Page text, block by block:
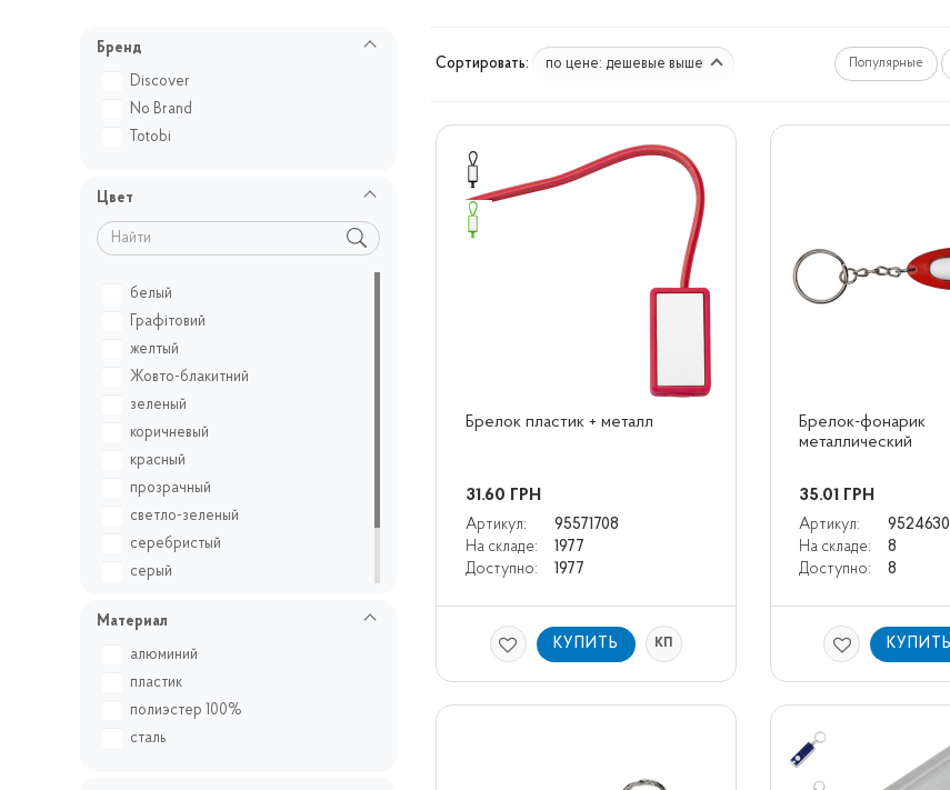
Бренд
Discover
No Brand
Totobi
Цвет
белый
Графітовий
желтый
Жовто-блакитний
зеленый
коричневый
красный
прозрачный
светло-зеленый
серебристый
серый
черный
Материал
алюминий
пластик
полиэстер 100%
сталь
Сортировать: по цене: дешевые выше Популярные
Брелок пластик + металл
31.60 ГРН
Артикул:
95571708
На складе:
1977
Доступно:
1977
КУПИТЬ КП
Брелок-фонарик
металлический
35.01 ГРН
Артикул:
На складе:
8
Доступно:
8
КУПИТЬ